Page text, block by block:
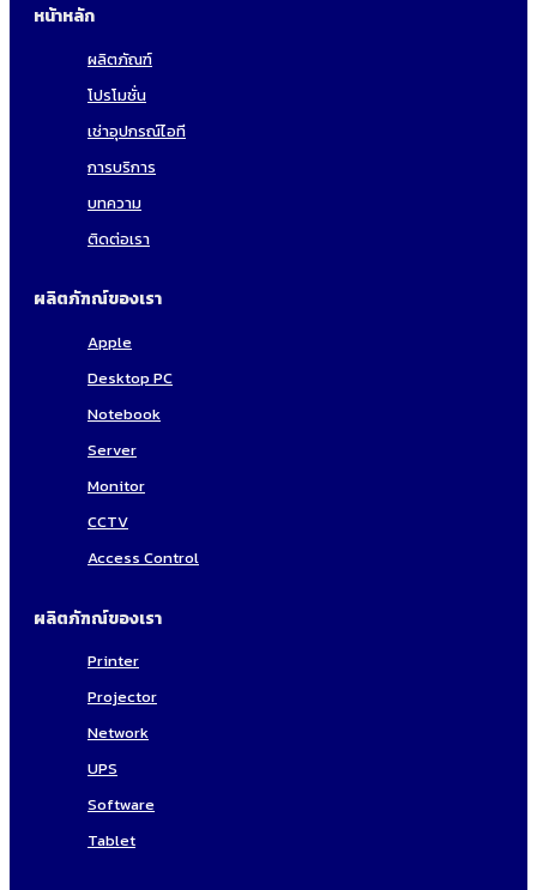
หน้าหลัก
ผลิตภัณฑ์
โปรโมชั่น
เช่าอุปกรณ์ไอที
การบริการ
บทความ
ติดต่อเรา
ผลิตภัฑณ์ของเรา
Apple
Desktop PC
Notebook
Server
Monitor
CCTV
Access Control
ผลิตภัฑณ์ของเรา
Printer
Projector
Network
UPS
Software
Tablet